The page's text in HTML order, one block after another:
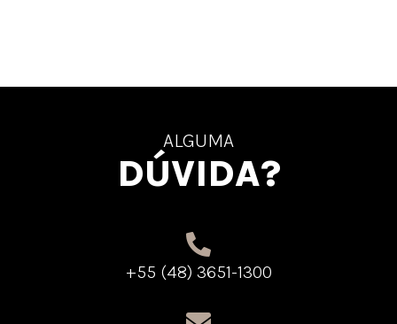
ALGUMA
DÚVIDA?
+55 (48) 3651-1300